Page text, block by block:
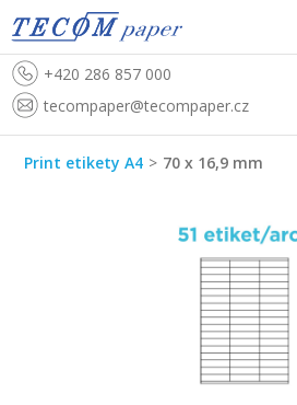
+420 286 857 000
tecompaper@tecompaper.cz
Print etikety A4 > 70 x 16,9 mm